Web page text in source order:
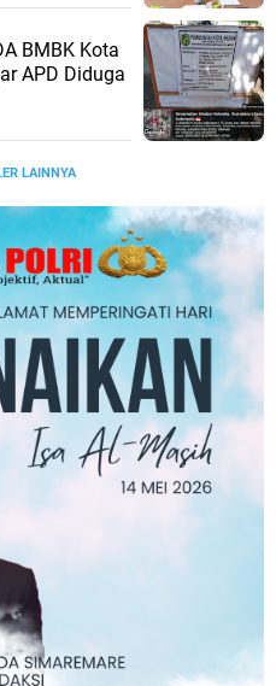
BMBK Kota
APD Diduga
LAINNYA